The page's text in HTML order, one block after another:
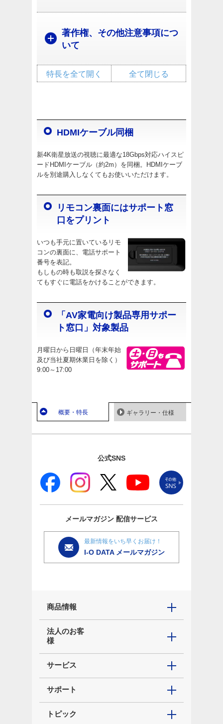
著作権、その他注意事項につ
いて
全て閉じる
特長を全て開く
HDMIケーブル同梱
新4K衛星放送の視聴に最適な18Gbps対応ハイスピ
ードHDMIケーブル（約2m）を同梱。HDMIケーブ
ルを別途購入しなくてもお使いいただけます。
リモコン裏面にはサポート窓
口をプリント
いつも手元に置いているリモ
コンの裏面に、電話サポート
番号を表記。
もしもの時も取説を探さなく
てもすぐに電話をかけることができます。
「AV家電向け製品専用サポー
ト窓口」対象製品
月曜日から日曜日（年末年始
及び当社夏期休業日を除く）
9:00～17:00
概要・特長 ギャラリー・仕様
公式SNS
メールマガジン 配信サービス
最新情報をいち早くお届け！
I-O DATA メールマガジン
商品情報
法人のお客
様
サービス
サポート
トピック